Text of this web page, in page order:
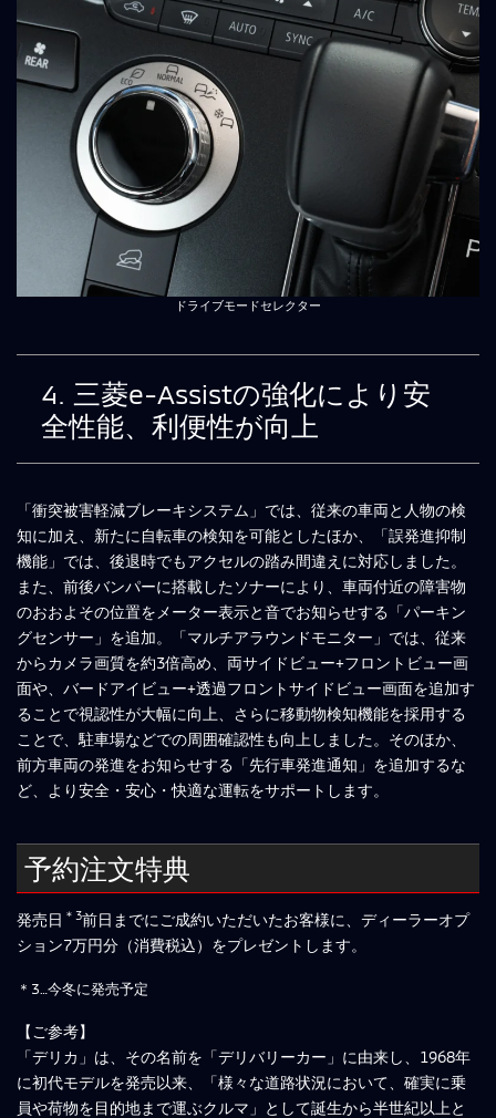
ドライブモードセレクター
4. 三菱e-Assistの強化により安
全性能、利便性が向上
「衝突被害軽減ブレーキシステム」では、従来の車両と人物の検
知に加え、新たに自転車の検知を可能としたほか、「誤発進抑制
機能」では、後退時でもアクセルの踏み間違えに対応しました。
また、前後バンパーに搭載したソナーにより、車両付近の障害物
のおおよその位置をメーター表示と音でお知らせする「パーキン
グセンサー」を追加。「マルチアラウンドモニター」では、従来
からカメラ画質を約3倍高め、両サイドビュー+フロントビュー画
面や、バードアイビュー+透過フロントサイドビュー画面を追加す
ることで視認性が大幅に向上、さらに移動物検知機能を採用する
ことで、駐車場などでの周囲確認性も向上しました。そのほか、
前方車両の発進をお知らせする「先行車発進通知」を追加するな
ど、より安全・安心・快適な運転をサポートします。
予約注文特典
発売日 ＊3前日までにご成約いただいたお客様に、ディーラーオプ
ション7万円分（消費税込）をプレゼントします。
＊3…今冬に発売予定
【ご参考】
「デリカ」は、その名前を「デリバリーカー」に由来し、1968年
に初代モデルを発売以来、「様々な道路状況において、確実に乗
員や荷物を目的地まで運ぶクルマ」として誕生から半世紀以上と